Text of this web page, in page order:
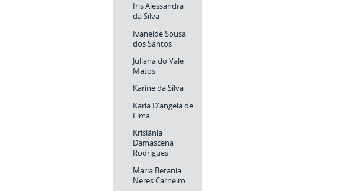
Iris Alessandra
da Silva
Ivaneide Sousa
dos Santos
Juliana do Vale
Matos
Karine da Silva
Karla D'angela de
Lima
Krislânia
Damascena
Rodrigues
Maria Betania
Neres Carneiro